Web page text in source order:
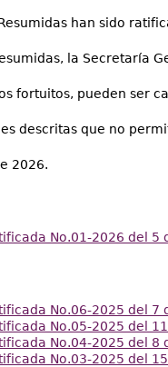
han sido
la Secretaría
fortuitos, pueden ser
descritas que no
2026.
No.01-2026 del 5
No.06-2025 del 7
No.05-2025 del
No.04-2025 del 8
No.03-2025 del